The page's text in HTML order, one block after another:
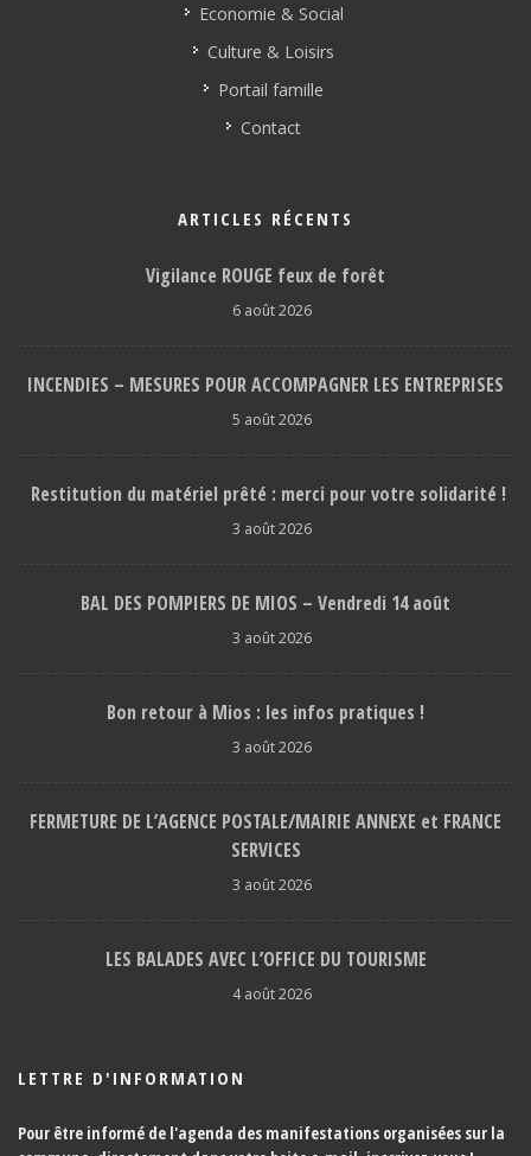
Economie & Social
Culture & Loisirs
Portail famille
Contact
ARTICLES RÉCENTS
Vigilance ROUGE feux de forêt
6 août 2026
INCENDIES – MESURES POUR ACCOMPAGNER LES ENTREPRISES
5 août 2026
Restitution du matériel prêté : merci pour votre solidarité !
3 août 2026
BAL DES POMPIERS DE MIOS – Vendredi 14 août
3 août 2026
Bon retour à Mios : les infos pratiques !
3 août 2026
FERMETURE DE L’AGENCE POSTALE/MAIRIE ANNEXE et FRANCE
SERVICES
3 août 2026
LES BALADES AVEC L’OFFICE DU TOURISME
4 août 2026
LETTRE D'INFORMATION
Pour être informé de l'agenda des manifestations organisées sur la